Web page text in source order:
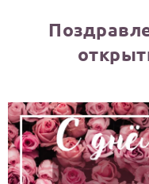
ПО ФОРМАТУ
Песни
Открытки
Стихи и тексты
ИНСТРУМЕНТЫ
ЦЕНЫ
ОТЗЫВЫ